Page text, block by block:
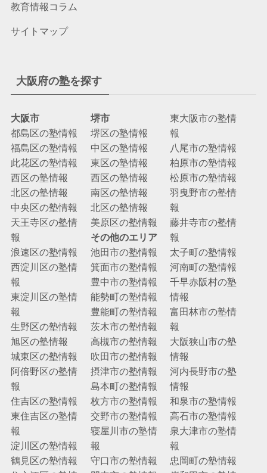
教育情報コラム
サイトマップ
大阪府の塾を探す
大阪市
都島区の塾情報
福島区の塾情報
此花区の塾情報
西区の塾情報
北区の塾情報
中央区の塾情報
天王寺区の塾情
報
浪速区の塾情報
西淀川区の塾情
報
東淀川区の塾情
報
生野区の塾情報
旭区の塾情報
城東区の塾情報
阿倍野区の塾情
報
住吉区の塾情報
東住吉区の塾情
報
淀川区の塾情報
鶴見区の塾情報
堺市
堺区の塾情報
中区の塾情報
東区の塾情報
西区の塾情報
南区の塾情報
北区の塾情報
美原区の塾情報
その他のエリア
池田市の塾情報
箕面市の塾情報
豊中市の塾情報
能勢町の塾情報
豊能町の塾情報
茨木市の塾情報
高槻市の塾情報
吹田市の塾情報
摂津市の塾情報
島本町の塾情報
枚方市の塾情報
交野市の塾情報
寝屋川市の塾情
報
守口市の塾情報
東大阪市の塾情
報
八尾市の塾情報
柏原市の塾情報
松原市の塾情報
羽曳野市の塾情
報
藤井寺市の塾情
報
太子町の塾情報
河南町の塾情報
千早赤阪村の塾
情報
富田林市の塾情
報
大阪狭山市の塾
情報
河内長野市の塾
情報
和泉市の塾情報
高石市の塾情報
泉大津市の塾情
報
忠岡町の塾情報